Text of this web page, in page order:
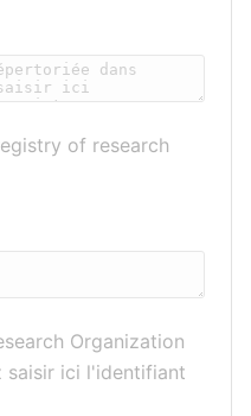
of research
Organization
saisir ici l'identifiant